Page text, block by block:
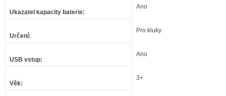
Ukazatel kapacity baterie:
Ano
Určení:
Pro kluky
USB vstup:
Ano
Věk:
3+